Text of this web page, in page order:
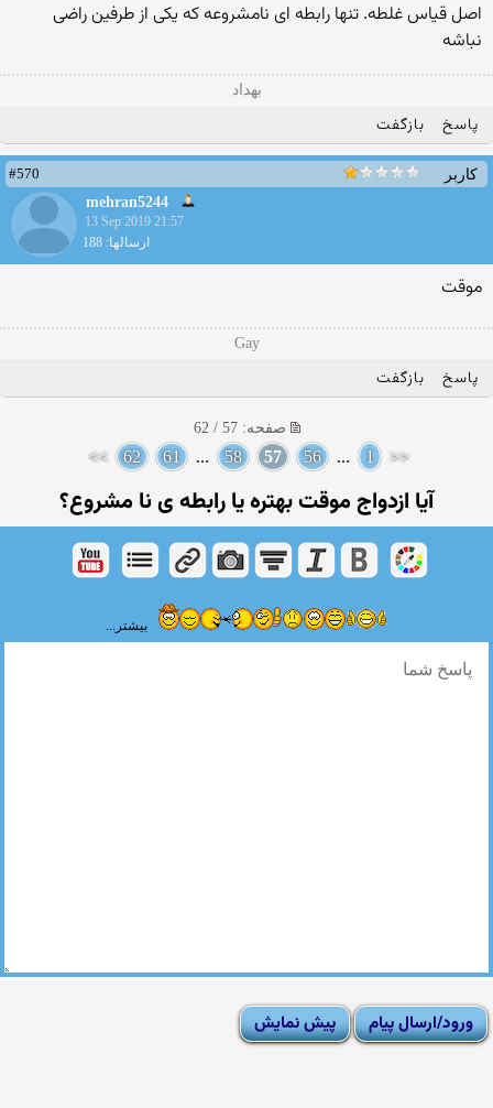
اصل قیاس غلطه. تنها رابطه ای نامشروعه که یکی از طرفین راضی
نباشه
بهداد
پاسخ بازگفت
کاربر
#570
mehran5244
13 Sep 2019 21:57
ارسالها: 188
موقت
Gay
پاسخ بازگفت
صفحه: 57 / 62
<<
1
...
56
57
58
...
61
62
>>
آیا ازدواج موقت بهتره یا رابطه ی نا مشروع؟
بیشتر...